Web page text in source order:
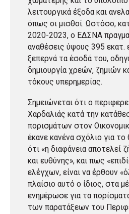
λειτουργικά έξοδα και
όπως οι μισθοί. Ωστόσο,
2020-2023, ο ΕΔΣΝΑ
αναθέσεις ύψους 395
ξεπερνά τα έσοδά του,
δημιουργία χρεών, ζημιών
τόκους υπερημερίας.
Σημειώνεται ότι ο
Χαρδαλιάς κατά την
πορισμάτων στον
έκανε κανένα σχόλιο για
ότι «η διαφάνεια αποτελεί
και ευθύνης», και πως
ελέγχων, είναι να έρθουν
πλαίσιο αυτό ο ίδιος, στα
ενημέρωσε για τα
των παρατάξεων του